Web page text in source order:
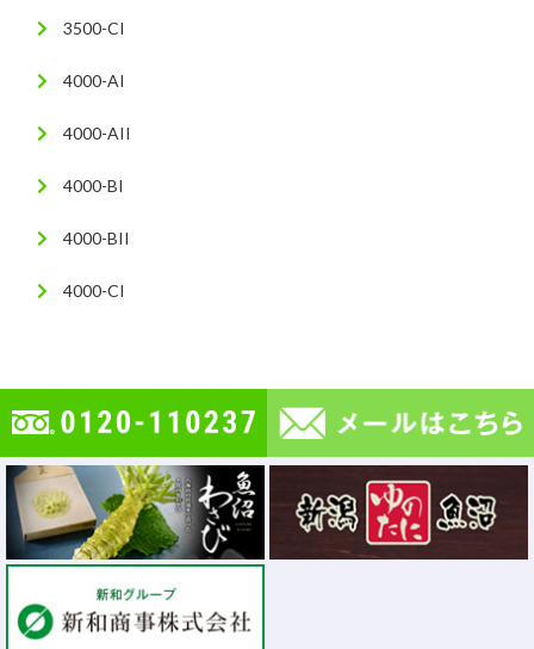
3500-CI
4000-AI
4000-AII
4000-BI
4000-BII
4000-CI